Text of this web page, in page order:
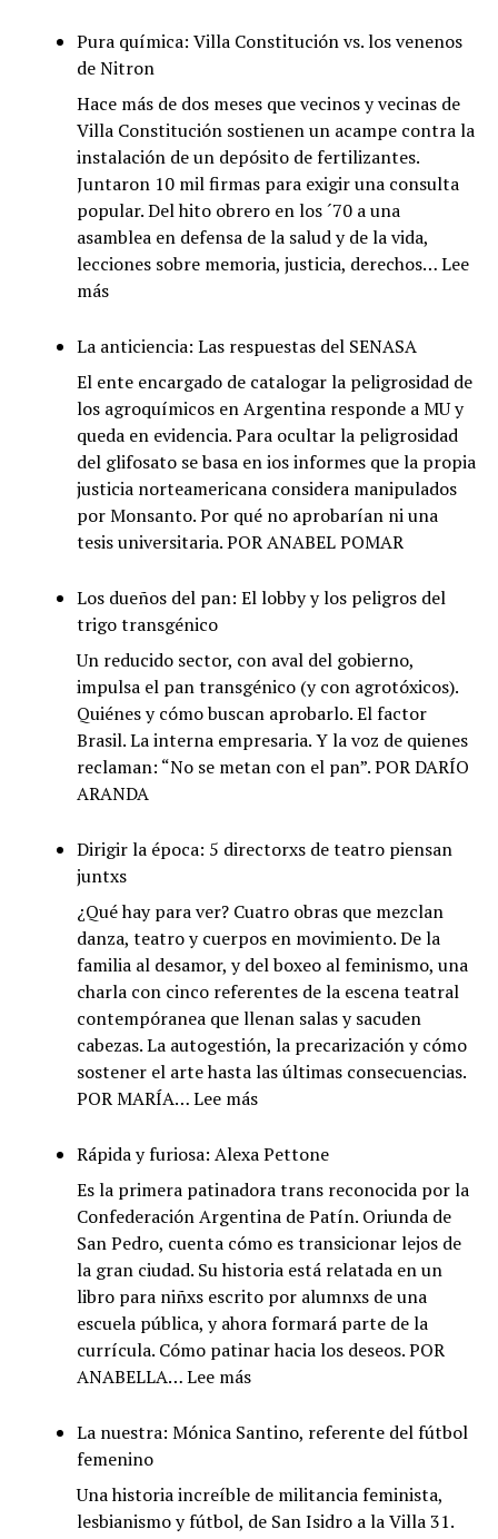
de
Pura química: Villa Constitución vs. los venenos
de Nitron
Hace más de dos meses que vecinos y vecinas de
Villa Constitución sostienen un acampe contra la
instalación de un depósito de fertilizantes.
Juntaron 10 mil firmas para exigir una consulta
popular. Del hito obrero en los ´70 a una
asamblea en defensa de la salud y de la vida,
lecciones sobre memoria, justicia, derechos…Lee
más:
química:
Constitución
vs.
los
venenos
de
Nitron
La anticiencia: Las respuestas del SENASA
El ente encargado de catalogar la peligrosidad de
los agroquímicos en Argentina responde a MU y
queda en evidencia. Para ocultar la peligrosidad
del glifosato se basa en ios informes que la propia
justicia norteamericana considera manipulados
por Monsanto. Por qué no aprobarían ni una
tesis universitaria. POR ANABEL POMAR
Los dueños del pan: El lobby y los peligros del
trigo transgénico
Un reducido sector, con aval del gobierno,
impulsa el pan transgénico (y con agrotóxicos).
Quiénes y cómo buscan aprobarlo. El factor
Brasil. La interna empresaria. Y la voz de quienes
reclaman: “No se metan con el pan”. POR DARÍO
ARANDA
Dirigir la época: 5 directorxs de teatro piensan
juntxs
¿Qué hay para ver? Cuatro obras que mezclan
danza, teatro y cuerpos en movimiento. De la
familia al desamor, y del boxeo al feminismo, una
charla con cinco referentes de la escena teatral
contempóranea que llenan salas y sacuden
cabezas. La autogestión, la precarización y cómo
sostener el arte hasta las últimas consecuencias.
POR MARÍA…Lee más:
la
5
directorxs
de
teatro
piensan
juntxs
Rápida y furiosa: Alexa Pettone
Es la primera patinadora trans reconocida por la
Confederación Argentina de Patín. Oriunda de
San Pedro, cuenta cómo es transicionar lejos de
la gran ciudad. Su historia está relatada en un
libro para niñxs escrito por alumnxs de una
escuela pública, y ahora formará parte de la
currícula. Cómo patinar hacia los deseos. POR
ANABELLA…Lee más:
y
Alexa
Pettone
La nuestra: Mónica Santino, referente del fútbol
femenino
Una historia increíble de militancia feminista,
lesbianismo y fútbol, de San Isidro a la Villa 31.